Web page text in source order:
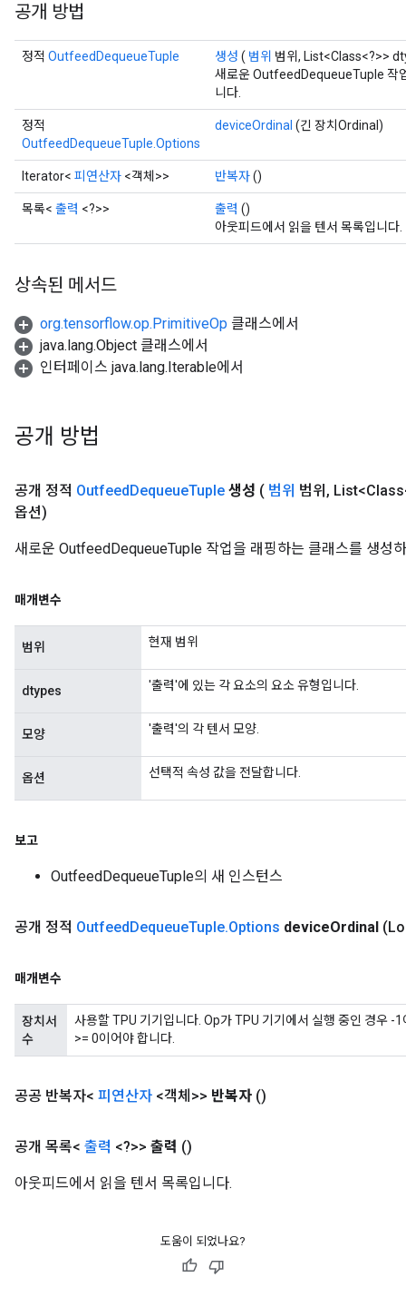
공개 방법
정적 OutfeedDequeueTuple 생성 ( 범위 범위, List<Class<?>>
새로운 OutfeedDequeueTuple 작
니다.
정적
OutfeedDequeueTuple.Options
deviceOrdinal (긴 장치Ordinal)
Iterator< 피연산자 <객체>> 반복자()
목록< 출력 <?>> 출력 ()
아웃피드에서 읽을 텐서 목록입니다.
상속된 메서드
org.tensorflow.op.PrimitiveOp 클래스에서
java.lang.Object 클래스에서
인터페이스 java.lang.Iterable에서
공개 방법
공개 정적 OutfeedDequeueTuple 생성 ( 범위 범위 ,
옵션)
새로운 OutfeedDequeueTuple 작업을 래핑하는 클래스를 생성
매개변수
범위 현재 범위
dtypes '출력'에 있는 각 요소의 요소 유형입니다.
모양 '출력'의 각 텐서 모양.
옵션 선택적 속성 값을 전달합니다.
보고
OutfeedDequeueTuple의 새 인스턴스
공개 정적 OutfeedDequeueTuple.Options deviceOrdinal
매개변수
장치서
수
사용할 TPU 기기입니다. Op가 TPU 기기에서 실행 중인 경우 -
>= 0이어야 합니다.
공공 반복자< 피연산자 <객체>> 반복자 ()
공개 목록< 출력 <?>> 출력 ()
아웃피드에서 읽을 텐서 목록입니다.
도움이 되었나요?